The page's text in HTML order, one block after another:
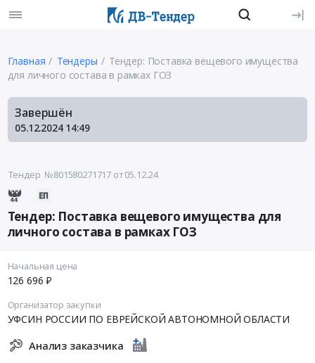
Главная Тендеры
Тендер: Поставка вещевого имущества
для личного состава в рамках ГОЗ
Завершён
05.12.2024 14:49
Тендер №801580271717 от 05.12.24
Тендер: Поставка вещевого имущества для
личного состава в рамках ГОЗ
Начальная цена
126 696 ₽
Организатор закупки
УФСИН РОССИИ ПО ЕВРЕЙСКОЙ АВТОНОМНОЙ ОБЛАСТИ
Анализ заказчика